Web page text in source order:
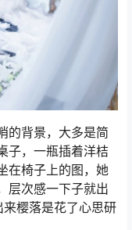
的背景，大多是简
子，一瓶插着洋桔
在椅子上的图，她
层次感一下子就出
樱落是花了心思研